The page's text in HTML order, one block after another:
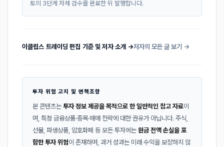
토의 3단계 자체 검수를 완료한 뒤 발행합니다.
이클립스 트레이딩 편집 기준 및 저자 소개 →저자의 모든 글 보기 →
투자 위험 고지 및 면책조항
본 콘텐츠는 투자 정보 제공을 목적으로 한 일반적인 참고 자료이
며, 특정 금융상품·종목·매매 전략에 대한 권유가 아닙니다. 주식,
선물, 파생상품, 암호화폐 등 모든 투자에는 원금 전액 손실을 포
함한 투자 위험이 존재하며, 과거 성과는 미래 수익을 보장하지 않